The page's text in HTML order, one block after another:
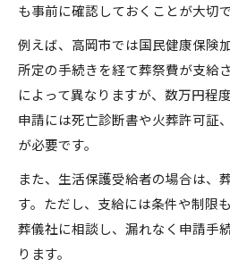
も事前に確認しておくことが大切で
例えば、高岡市では国民健康保険
所定の手続きを経て葬祭費が支給
によって異なりますが、数万円程
申請には死亡診断書や火葬許可証
が必要です。
また、生活保護受給者の場合は、
す。ただし、支給には条件や制限
葬儀社に相談し、漏れなく申請手
ります。